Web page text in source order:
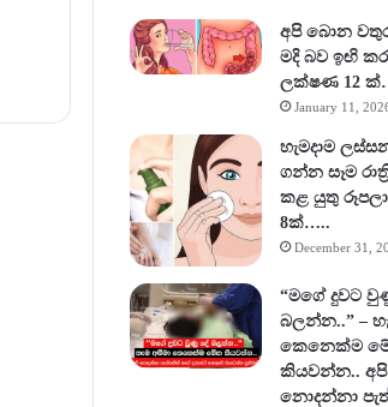
අපි බොන වතුර
මදි බව ඉඟි
ලක්ෂණ 12
January 11,
හැමදාම
ගන්න සෑම
කළ යුතු
8ක්…..
December 31,
“මගේ දුවට
බලන්න..” –
කෙනෙක්ම
කියවන්න.. අපි
නොදන්නා